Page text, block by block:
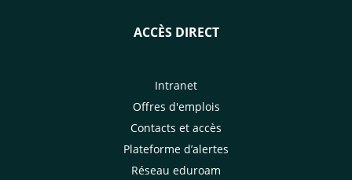
ACCÈS DIRECT
Intranet
Offres d'emplois
Contacts et accès
Plateforme d’alertes
Réseau eduroam